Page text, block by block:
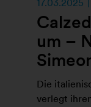
17.03.2025
um –
Die
verlegt